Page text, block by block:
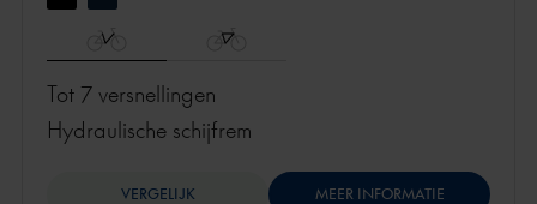
Tot 7 versnellingen
hydraulische schijfrem
VERGELIJK MEER INFORMATIE